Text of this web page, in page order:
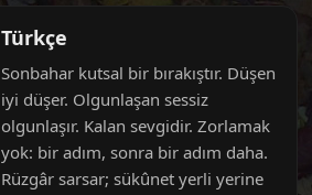
Türkçe
Sonbahar kutsal bir bırakıştır. Düşen
iyi düşer. Olgunlaşan sessiz
olgunlaşır. Kalan sevgidir. Zorlamak
yok: bir adım, sonra bir adım daha.
Rüzgâr sarsar; sükûnet yerli yerine